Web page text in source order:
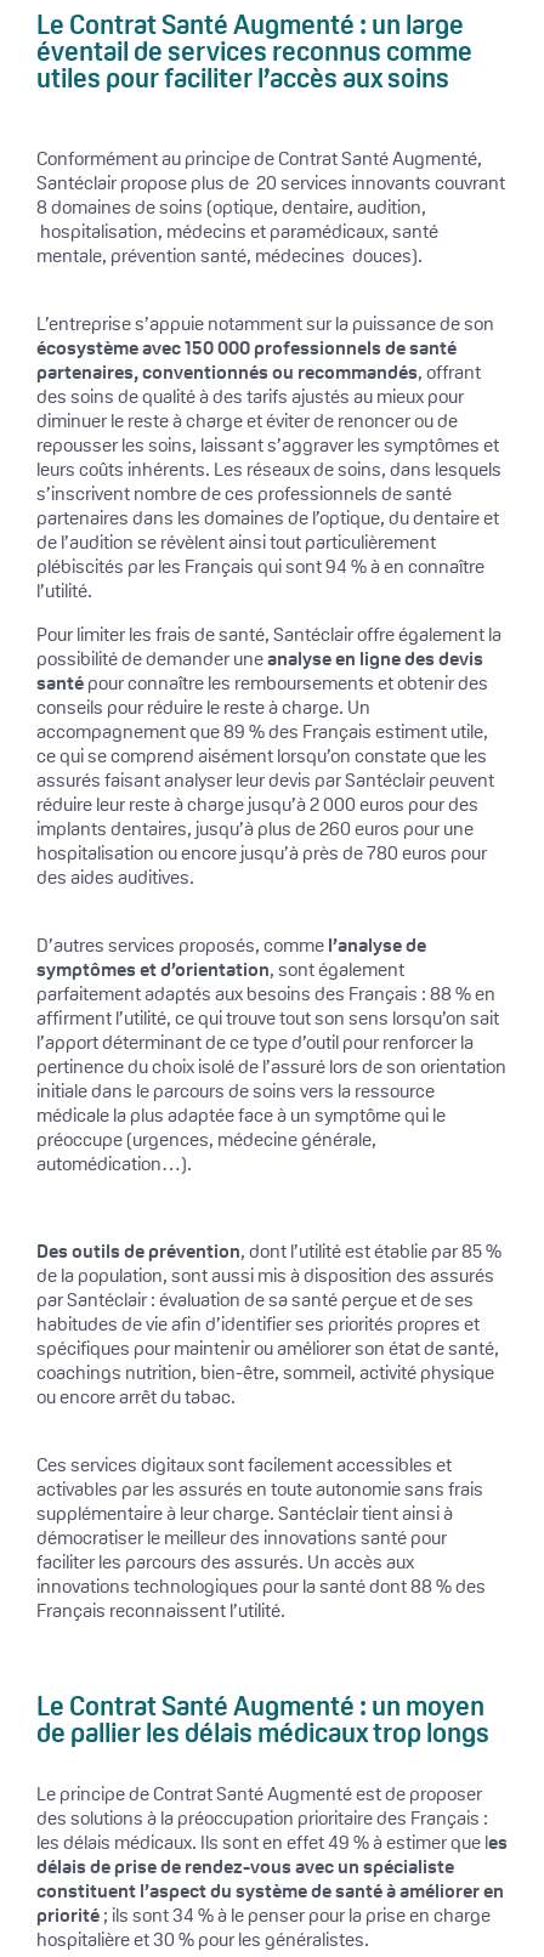
Le Contrat Santé Augmenté : un large
éventail de services reconnus comme
utiles pour faciliter l’accès aux soins
Conformément au principe de Contrat Santé Augmenté,
Santéclair propose plus de 20 services innovants couvrant
8 domaines de soins (optique, dentaire, audition,
hospitalisation, médecins et paramédicaux, santé
mentale, prévention santé, médecines douces).
L’entreprise s’appuie notamment sur la puissance de son
écosystème avec 150 000 professionnels de santé
partenaires, conventionnés ou recommandés, offrant
des soins de qualité à des tarifs ajustés au mieux pour
diminuer le reste à charge et éviter de renoncer ou de
repousser les soins, laissant s’aggraver les symptômes et
leurs coûts inhérents. Les réseaux de soins, dans lesquels
s’inscrivent nombre de ces professionnels de santé
partenaires dans les domaines de l’optique, du dentaire et
de l’audition se révèlent ainsi tout particulièrement
plébiscités par les Français qui sont 94 % à en connaître
l’utilité.
Pour limiter les frais de santé, Santéclair offre également la
possibilité de demander uneanalyse en ligne des devis
santépour connaître les remboursements et obtenir des
conseils pour réduire le reste à charge. Un
accompagnement que 89 % des Français estiment utile,
ce qui se comprend aisément lorsqu’on constate que les
assurés faisant analyser leur devis par Santéclair peuvent
réduire leur reste à charge jusqu’à 2 000 euros pour des
implants dentaires, jusqu’à plus de 260 euros pour une
hospitalisation ou encore jusqu’à près de 780 euros pour
des aides auditives.
D’autres services proposés, commel’analyse de
symptômes et d’orientation, sont également
parfaitement adaptés aux besoins des Français : 88 % en
affirment l’utilité, ce qui trouve tout son sens lorsqu’on sait
l’apport déterminant de ce type d’outil pour renforcer la
pertinence du choix isolé de l’assuré lors de son orientation
initiale dans le parcours de soins vers la ressource
médicale la plus adaptée face à un symptôme qui le
préoccupe (urgences, médecine générale,
automédication…).
Des outils de prévention, dont l’utilité est établie par 85 %
de la population, sont aussi mis à disposition des assurés
par Santéclair : évaluation de sa santé perçue et de ses
habitudes de vie afin d’identifier ses priorités propres et
spécifiques pour maintenir ou améliorer son état de santé,
coachings nutrition, bien-être, sommeil, activité physique
ou encore arrêt du tabac.
Ces services digitaux sont facilement accessibles et
activables par les assurés en toute autonomie sans frais
supplémentaire à leur charge. Santéclair tient ainsi à
démocratiser le meilleur des innovations santé pour
faciliter les parcours des assurés. Un accès aux
innovations technologiques pour la santé dont 88 % des
Français reconnaissent l’utilité.
Le Contrat Santé Augmenté : un moyen
de pallier les délais médicaux trop longs
Le principe de Contrat Santé Augmenté est de proposer
des solutions à la préoccupation prioritaire des Français :
les délais médicaux. Ils sont en effet 49 % à estimer que les
délais de prise de rendez-vous avec un spécialiste
constituent l’aspect du système de santé à améliorer en
priorité; ils sont 34 % à le penser pour la prise en charge
hospitalière et 30 % pour les généralistes.